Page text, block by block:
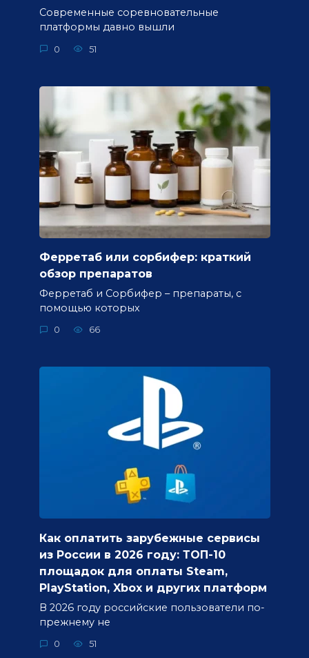
Современные соревновательные
платформы давно вышли
0 51
Ферретаб или сорбифер: краткий
обзор препаратов
Ферретаб и Сорбифер – препараты, с
помощью которых
0 66
Как оплатить зарубежные сервисы
из России в 2026 году: ТОП-10
площадок для оплаты Steam,
PlayStation, Xbox и других платформ
В 2026 году российские пользователи по-
прежнему не
0 51